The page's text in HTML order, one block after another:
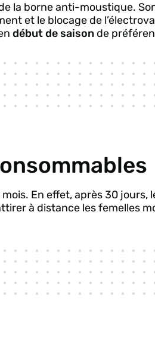
la borne anti-moustique.
et le blocage de
début de saisonde
En effet, après 30
à distance les femelles